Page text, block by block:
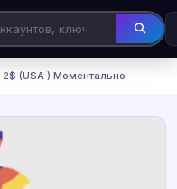
(USA ) Моментально